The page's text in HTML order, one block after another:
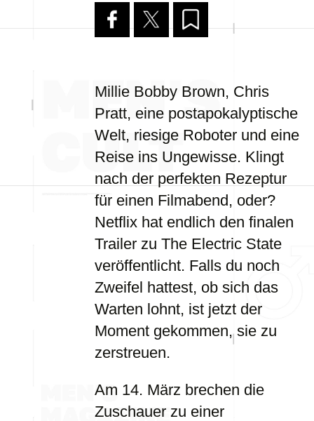
Millie Bobby Brown, Chris
Pratt, eine postapokalyptische
Welt, riesige Roboter und eine
Reise ins Ungewisse. Klingt
nach der perfekten Rezeptur
für einen Filmabend, oder?
Netflix hat endlich den finalen
Trailer zu The Electric State
veröffentlicht. Falls du noch
Zweifel hattest, ob sich das
Warten lohnt, ist jetzt der
Moment gekommen, sie zu
zerstreuen.
Am 14. März brechen die
Zuschauer zu einer